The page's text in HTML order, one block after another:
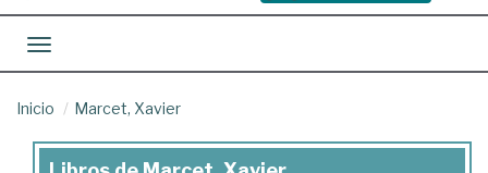
Toggle navigation
Inicio Marcet, Xavier